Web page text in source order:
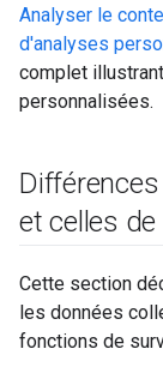
Analyser le
d'analyses
complet
personnalisées.
et celles
Cette section
les données
fonctions de